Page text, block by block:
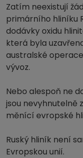
Zatím neexistují
primárního hliníku
dodávky oxidu
která byla
australské
vývoz.
Nebo alespoň ne
jsou nevyhnutelně
měnící evropské
Ruský hliník není
Evropskou unií.